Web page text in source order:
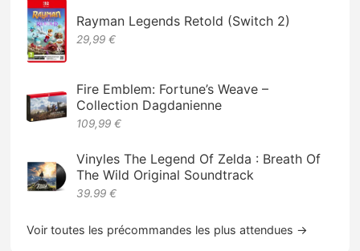
Rayman Legends Retold (Switch 2)
29,99 €
Fire Emblem: Fortune’s Weave –
Collection Dagdanienne
109,99 €
Vinyles The Legend Of Zelda : Breath Of
The Wild Original Soundtrack
39.99 €
Voir toutes les précommandes les plus attendues →